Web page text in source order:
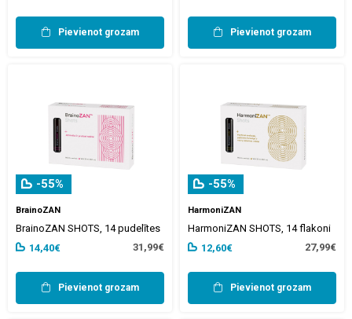
Pievienot grozam Pievienot grozam
-55%
BrainoZAN
BrainoZAN SHOTS, 14 pudelītes
14,40€
31,99€
Pievienot grozam
-55%
HarmoniZAN
HarmoniZAN SHOTS, 14 flakoni
12,60€
27,99€
Pievienot grozam